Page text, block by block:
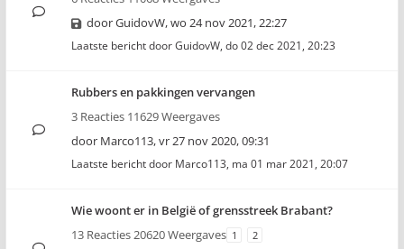
doorGuidovW,wo 24 nov 2021, 22:27
Laatste bericht doorGuidovW, do 02 dec 2021, 20:23
Rubbers en pakkingen vervangen
3 Reacties 11629 Weergaves
door Marco113,vr 27 nov 2020, 09:31
Laatste bericht door Marco113, ma 01 mar 2021, 20:07
Wie woont er in België of grensstreek Brabant?
13 Reacties 20620 Weergaves 1 2